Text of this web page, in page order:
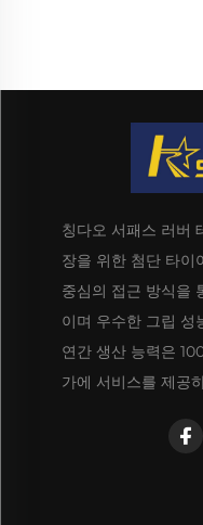
칭다오 서패스 러버
장을 위한 첨단 타이
중심의 접근 방식을
이며 우수한 그립 성
연간 생산 능력은
가에 서비스를 제공